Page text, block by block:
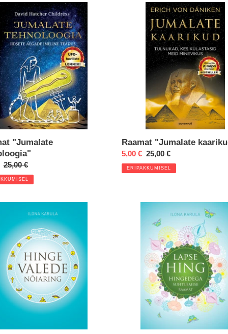
"Jumalate
Regular
price
25,00 €
Raamat
"Jumalate
kaarikud"
Raamat "Jumalate
Eripakkumine
5,00 € Regular
price
25,00 €
ERIPAKKUMISEL
Raamat